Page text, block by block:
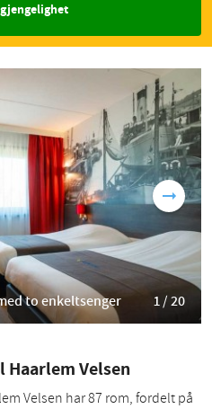
to enkeltsenger 1 / 20
Velsen
Velsen har 87 rom, fordelt på